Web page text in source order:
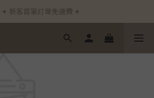
✦ 新客首筆訂單免運費 ✦
✦ 新客首筆訂單免運費 ✦
✦ 加入會員下單立即折$50 ✦